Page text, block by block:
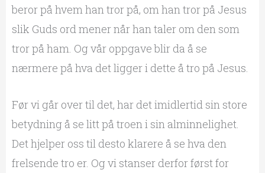
beror på hvem han tror på, om han tror på Jesus
slik Guds ord mener når han taler om den som
tror på ham. Og vår oppgave blir da å se
nærmere på hva det ligger i dette å tro på Jesus.
Før vi går over til det, har det imidlertid sin store
betydning å se litt på troen i sin alminnelighet.
Det hjelper oss til desto klarere å se hva den
frelsende tro er. Og vi stanser derfor først for